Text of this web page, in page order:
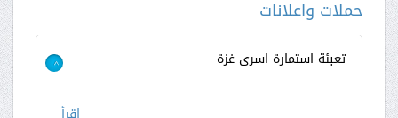
حملات واعلانات
تعبئة استمارة اسرى غزة >